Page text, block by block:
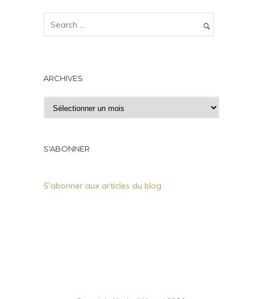
ARCHIVES
r
h
e
S'ABONNER
S'abonner aux articles du blog